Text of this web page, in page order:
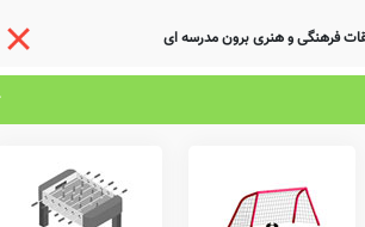
فرهنگی و هنری برون مدرسه ای